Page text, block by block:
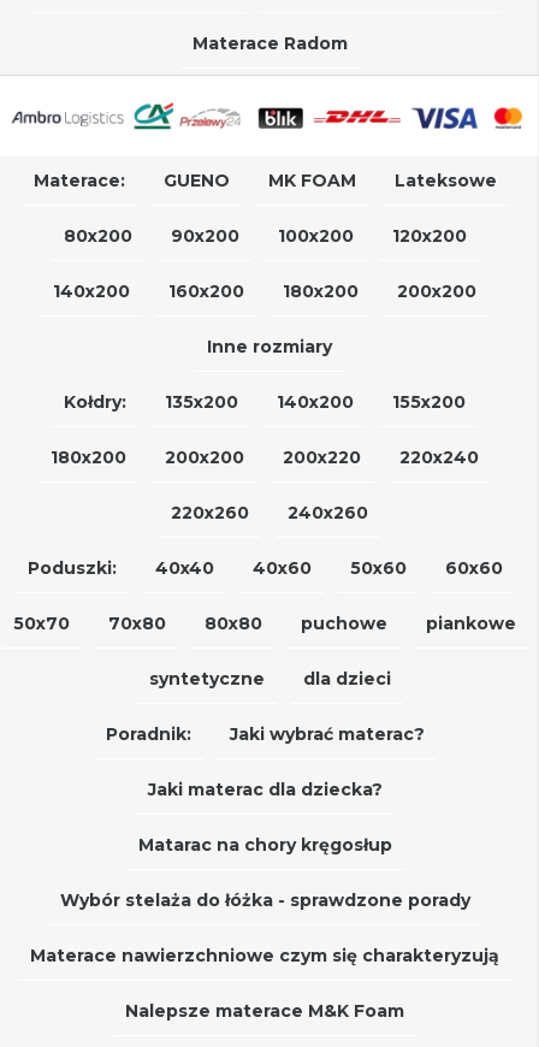
Materace Radom
Materace: GUENO MK FOAM Lateksowe
80x200 90x200 100x200 120x200
140x200 160x200 180x200 200x200
Inne rozmiary
Kołdry: 135x200 140x200 155x200
180x200 200x200 200x220 220x240
220x260 240x260
Poduszki: 40x40 40x60 50x60 60x60
50x70 70x80 80x80 puchowe piankowe
syntetyczne dla dzieci
Poradnik: Jaki wybrać materac?
Jaki materac dla dziecka?
Matarac na chory kręgosłup
Wybór stelaża do łóżka - sprawdzone porady
Materace nawierzchniowe czym się charakteryzują
Nalepsze materace M&K Foam